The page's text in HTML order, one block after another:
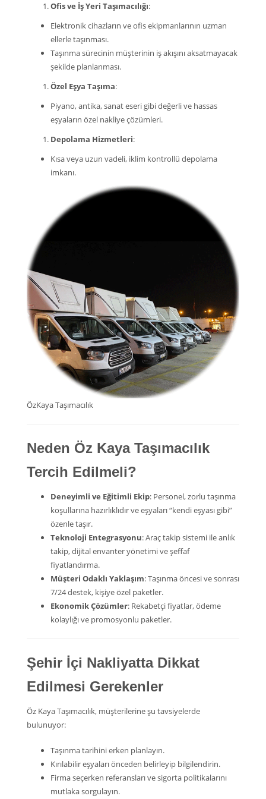
Ofis ve İş Yeri Taşımacılığı:
Elektronik cihazların ve ofis ekipmanlarının uzman
ellerle taşınması.
Taşınma sürecinin müşterinin iş akışını aksatmayacak
şekilde planlanması.
Özel Eşya Taşıma:
Piyano, antika, sanat eseri gibi değerli ve hassas
eşyaların özel nakliye çözümleri.
Depolama Hizmetleri:
Kısa veya uzun vadeli, iklim kontrollü depolama
imkanı.
ÖzKaya Taşımacılık
Neden Öz Kaya Taşımacılık
Tercih Edilmeli?
Deneyimli ve Eğitimli Ekip: Personel, zorlu taşınma
koşullarına hazırlıklıdır ve eşyaları “kendi eşyası gibi”
özenle taşır.
Teknoloji Entegrasyonu: Araç takip sistemi ile anlık
takip, dijital envanter yönetimi ve şeffaf
fiyatlandırma.
Müşteri Odaklı Yaklaşım: Taşınma öncesi ve sonrası
7/24 destek, kişiye özel paketler.
Ekonomik Çözümler: Rekabetçi fiyatlar, ödeme
kolaylığı ve promosyonlu paketler.
Şehir İçi Nakliyatta Dikkat
Edilmesi Gerekenler
Öz Kaya Taşımacılık, müşterilerine şu tavsiyelerde
bulunuyor:
Taşınma tarihini erken planlayın.
Kırılabilir eşyaları önceden belirleyip bilgilendirin.
Firma seçerken referansları ve sigorta politikalarını
mutlaka sorgulayın.